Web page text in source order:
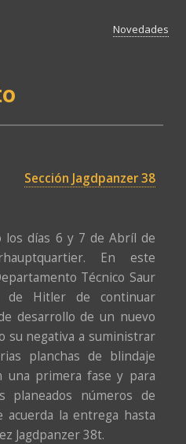
Novedades
Sección Jagdpanzer 38
los días 6 y 7 de Abríl de
En este
Técnico Saur
de Hitler de continuar
desarrollo de un nuevo
su negativa a suministrar
planchas de blindaje
una primera fase y para
planeados números de
acuerda la entrega hasta
Jagdpanzer 38t.